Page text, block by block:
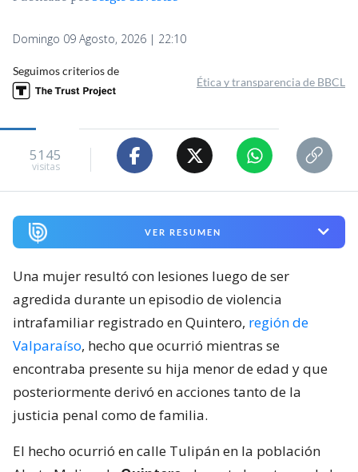
Domingo 09 Agosto, 2026 | 22:10
Seguimos criterios de
Ética y transparencia de BBCL
5145
visitas
VER RESUMEN
Una mujer resultó con lesiones luego de ser
agredida durante un episodio de violencia
intrafamiliar registrado en Quintero, región de
Valparaíso, hecho que ocurrió mientras se
encontraba presente su hija menor de edad y que
posteriormente derivó en acciones tanto de la
justicia penal como de familia.
El hecho ocurrió en calle Tulipán en la población